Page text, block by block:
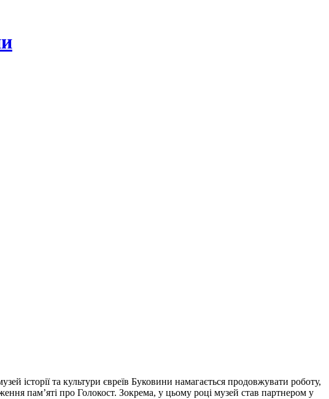
історії та культури євреїв Буковини намагається продовжувати роботу,
пам’яті про Голокост. Зокрема, у цьому році музей став партнером у